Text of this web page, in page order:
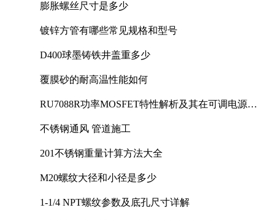
膨胀螺丝尺寸是多少
镀锌方管有哪些常见规格和型号
D400球墨铸铁井盖重多少
覆膜砂的耐高温性能如何
RU7088R功率MOSFET特性解析及其在可调电源设
不锈钢通风 管道施工
201不锈钢重量计算方法大全
M20螺纹大径和小径是多少
1-1/4 NPT螺纹参数及底孔尺寸详解